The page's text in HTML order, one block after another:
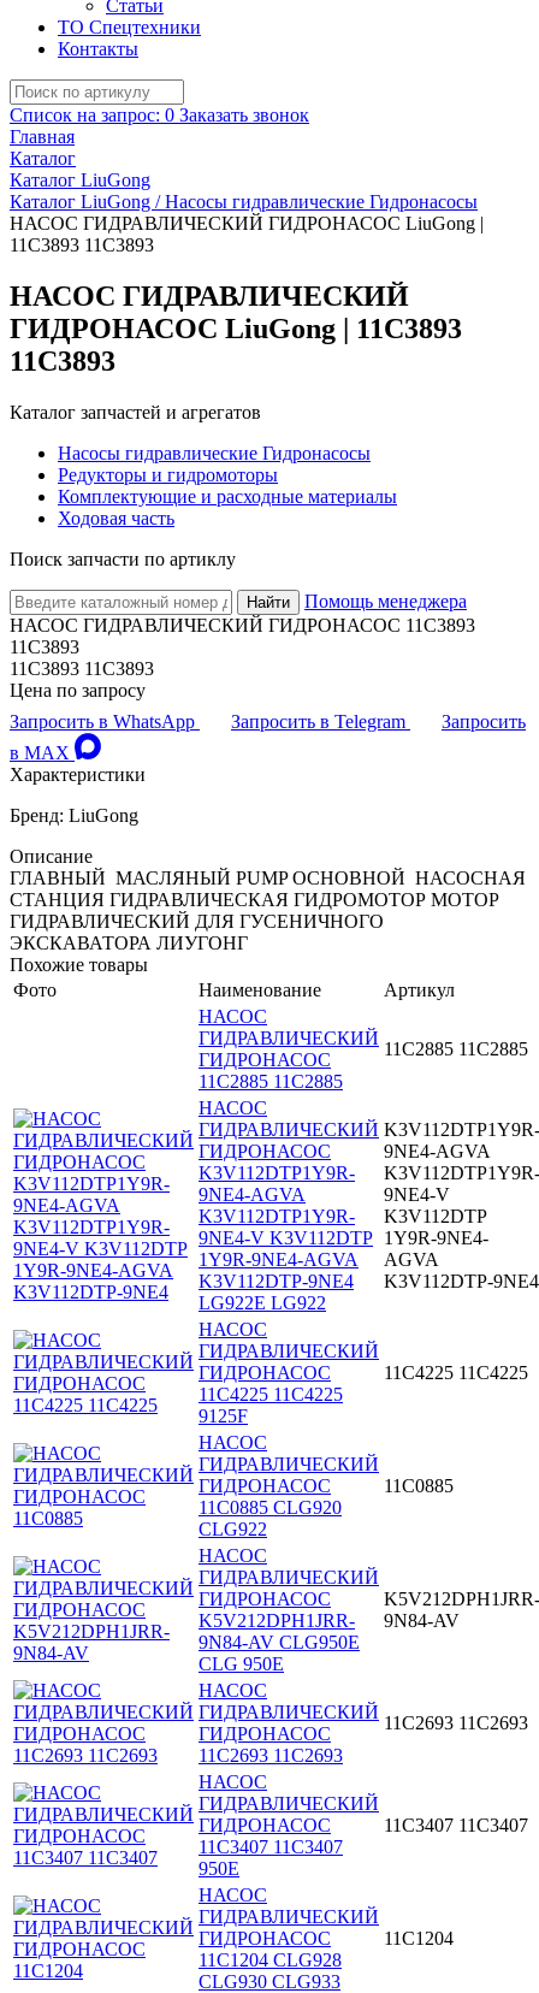
Статьи
ТО Спецтехники
Контакты
Список на запрос: 0 Заказать звонок
Главная
Каталог
Каталог LiuGong
Каталог LiuGong / Насосы гидравлические Гидронасосы
НАСОС ГИДРАВЛИЧЕСКИЙ ГИДРОНАСОС LiuGong |
11C3893 11С3893
НАСОС ГИДРАВЛИЧЕСКИЙ
ГИДРОНАСОС LiuGong | 11C3893
11С3893
Каталог запчастей и агрегатов
Насосы гидравлические Гидронасосы
Редукторы и гидромоторы
Комплектующие и расходные материалы
Ходовая часть
Поиск запчасти по артиклу
Найти
Помощь менеджера
НАСОС ГИДРАВЛИЧЕСКИЙ ГИДРОНАСОС 11C3893
11С3893
11C3893 11С3893
Цена по запросу
Запросить в WhatsApp
Запросить в Telegram
Запросить
в MAX
Характеристики
Бренд: LiuGong
Описание
ГЛАВНЫЙ МАСЛЯНЫЙ PUMP ОСНОВНОЙ НАСОСНАЯ
СТАНЦИЯ ГИДРАВЛИЧЕСКАЯ ГИДРОМОТОР МОТОР
ГИДРАВЛИЧЕСКИЙ ДЛЯ ГУСЕНИЧНОГО
ЭКСКАВАТОРА ЛИУГОНГ
Похожие товары
Фото
Наименование
Артикул
НАСОС
ГИДРАВЛИЧЕСКИЙ
ГИДРОНАСОС
11C2885 11С2885
11C2885 11С2885
НАСОС
ГИДРАВЛИЧЕСКИЙ
ГИДРОНАСОС
K3V112DTP1Y9R-
9NE4-AGVA
K3V112DTP1Y9R-
9NE4-V K3V112DTP
1Y9R-9NE4-AGVA
K3V112DTP-9NE4
LG922E LG922
K3V112DTP1Y9R-
9NE4-AGVA
K3V112DTP1Y9R-
9NE4-V
K3V112DTP
1Y9R-9NE4-
AGVA
K3V112DTP-9NE4
НАСОС
ГИДРАВЛИЧЕСКИЙ
ГИДРОНАСОС
11C4225 11С4225
9125F
11C4225 11С4225
НАСОС
ГИДРАВЛИЧЕСКИЙ
ГИДРОНАСОС
11C0885 CLG920
CLG922
11C0885
НАСОС
ГИДРАВЛИЧЕСКИЙ
ГИДРОНАСОС
K5V212DPH1JRR-
9N84-AV CLG950E
CLG 950E
K5V212DPH1JRR-
9N84-AV
НАСОС
ГИДРАВЛИЧЕСКИЙ
ГИДРОНАСОС
11C2693 11С2693
11C2693 11С2693
НАСОС
ГИДРАВЛИЧЕСКИЙ
ГИДРОНАСОС
11C3407 11С3407
950E
11C3407 11С3407
НАСОС
ГИДРАВЛИЧЕСКИЙ
ГИДРОНАСОС
11C1204 CLG928
CLG930 CLG933
11C1204